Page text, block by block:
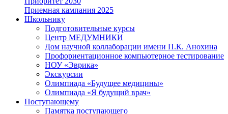
Приемная кампания 2025
Школьнику
Подготовительные курсы
Центр МЕДУМНИКИ
Дом научной коллаборации имени П.К. Анохина
Профориентационное компьютерное тестирование
НОУ «Эврика»
Экскурсии
Олимпиада «Будущее медицины»
Олимпиада «Я будущий врач»
Поступающему
Памятка поступающего